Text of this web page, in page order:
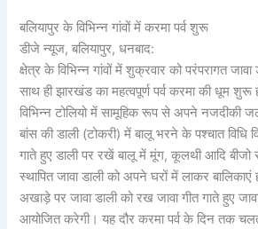
बलियापुर के विभिन्न गांवों में करमा पर्व शुरू
डीजे न्यूज, बलियापुर, धनबाद:
क्षेत्र के विभिन्न गांवों में शुक्रवार को परंपरागत
साथ ही झारखंड का महत्वपूर्ण पर्व करमा की धूम शुरू
विभिन्न टोलियो में सामूहिक रूप से अपने नजदीकी
बांस की डाली (टोकरी) में बालू भरने के पश्चात विधि
गाते हुए डाली पर रखें बालू में मूंग, कूलथी आदि बीजो
स्थापित जावा डाली को अपने घरों में लाकर
अखाड़े पर जावा डाली को रख जावा गीत गाते हुए
आयोजित करेगी। यह दौर करमा पर्व के दिन तक